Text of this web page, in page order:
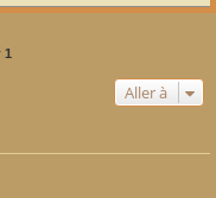
1
Aller à